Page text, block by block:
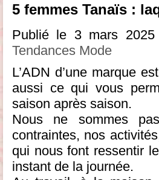
5 femmes Tanaïs :
Publié le 3 mars
Tendances Mode
L’ADN d’une marque
aussi ce qui vous
saison après saison.
Nous ne sommes
contraintes, nos
qui nous font ressentir
instant de la journée.